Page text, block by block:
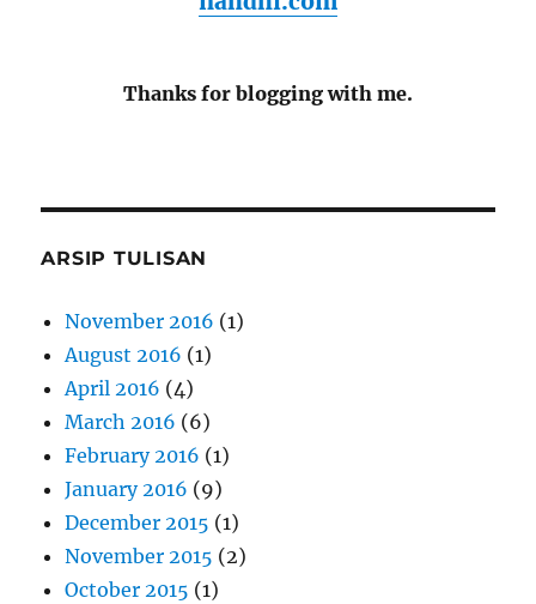
Thanks for blogging with me.
ARSIP TULISAN
November 2016 (1)
August 2016 (1)
April 2016 (4)
March 2016 (6)
February 2016 (1)
January 2016 (9)
December 2015 (1)
November 2015 (2)
October 2015 (1)